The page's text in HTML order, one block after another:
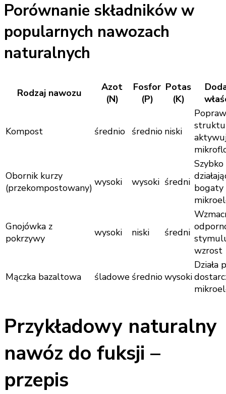
Porównanie składników w
popularnych nawozach
naturalnych
Rodzaj nawozu
Azot
(N)
Fosfor
(P)
Potas
(K)
Kompost średnio średnio niski
Obornik kurzy
(przekompostowany) wysoki wysoki średni
Szybko
Gnojówka z
pokrzywy
wysoki niski średni
wzrost
Mączka bazaltowa śladowe średniowysoki
Działa
Przykładowy naturalny
nawóz do fuksji –
przepis